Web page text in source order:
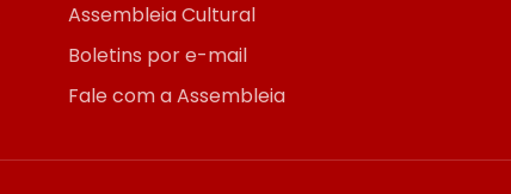
Assembleia Cultural
Boletins por e-mail
Fale com a Assembleia